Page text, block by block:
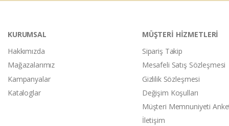
KURUMSAL
Hakkımızda
Mağazalarımız
Kampanyalar
Kataloglar
MÜŞTERİ HİZMETLERİ
Sipariş Takip
Mesafeli Satış Sözleşmesi
Gizlilik Sözleşmesi
Değişim Koşulları
Müşteri Memnuniyeti
İletişim